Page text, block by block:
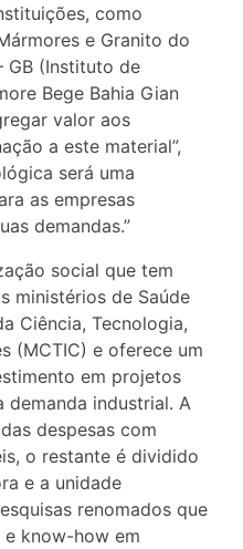
como
e Granito do
GB (Instituto de
Bege Bahia Gian
valor aos
a este material”,
será uma
as empresas
demandas.”
social que tem
ministérios de Saúde
Ciência, Tecnologia,
(MCTIC) e oferece um
em projetos
demanda industrial. A
despesas com
o restante é dividido
e a unidade
renomados que
know-how em